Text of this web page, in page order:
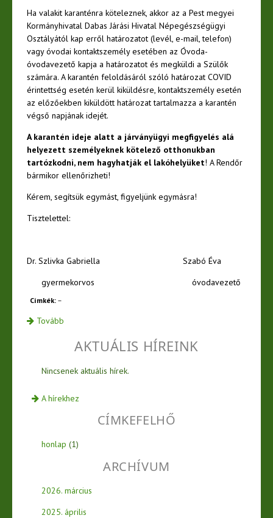
Ha valakit karanténra köteleznek, akkor az a Pest megyei
Kormányhivatal Dabas Járási Hivatal Népegészségügyi
Osztályától kap erről határozatot (levél, e-mail, telefon)
vagy óvodai kontaktszemély esetében az Óvoda-
óvodavezető kapja a határozatot és megküldi a Szülők
számára. A karantén feloldásáról szóló határozat COVID
érintettség esetén kerül kiküldésre, kontaktszemély esetén
az előzőekben kiküldött határozat tartalmazza a karantén
végső napjának idejét.
A karantén ideje alatt a járványügyi megfigyelés alá
helyezett személyeknek kötelező otthonukban
tartózkodni, nem hagyhatják el lakóhelyüket! A Rendőr
bármikor ellenőrizheti!
Kérem, segítsük egymást, figyeljünk egymásra!
Tisztelettel:
Dr. Szlivka Gabriella Szabó Éva
gyermekorvos óvodavezető
Címkék: –
Tovább
AKTUÁLIS HÍREINK
Nincsenek aktuális hírek.
A hírekhez
CÍMKEFELHŐ
honlap (1)
ARCHÍVUM
2026. március
2025. április